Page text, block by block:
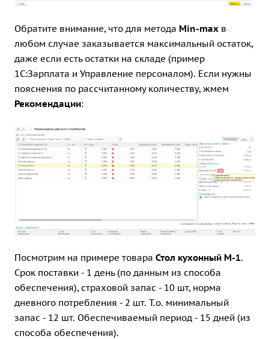
Обратите внимание, что для метода Min-max в
любом случае заказывается максимальный остаток,
даже если есть остатки на складе (пример
1С:Зарплата и Управление персоналом). Если нужны
пояснения по рассчитанному количеству, жмем
Рекомендации:
Посмотрим на примере товара Стол кухонный М-1.
Срок поставки - 1 день (по данным из способа
обеспечения), страховой запас - 10 шт, норма
дневного потребления - 2 шт. Т.о. минимальный
запас - 12 шт. Обеспечиваемый период - 15 дней (из
способа обеспечения).